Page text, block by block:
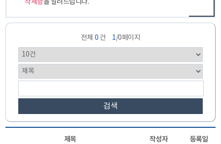
삭제함을 알려드립니다.
전체 0 건 1/0페이지
검색
제목 작성자 등록일